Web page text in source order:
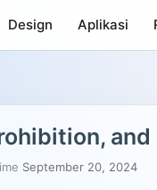
Design Aplikasi
September 20, 2024